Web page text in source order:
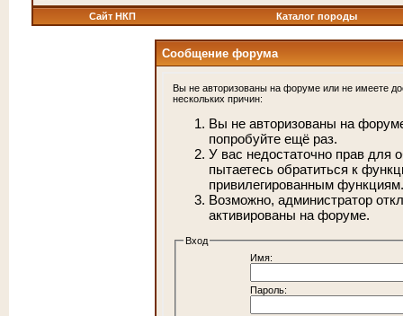
Сайт НКП Каталог породы
Сообщение форума
Вы не авторизованы на форуме или не имеете
нескольких причин:
Вы не авторизованы на
попробуйте ещё раз.
У вас недостаточно прав для
пытаетесь обратиться к
привилегированным функциям.
Возможно, администратор
активированы на форуме.
Вход
Имя:
Пароль: